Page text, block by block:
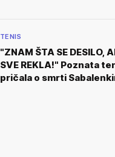
TENIS
"ZNAM ŠTA SE DESILO,
SVE REKLA!" Poznata
pričala o smrti